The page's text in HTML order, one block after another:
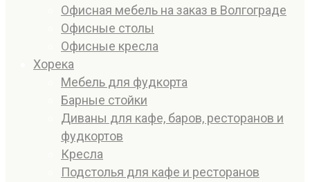
Офисная мебель на заказ в Волгограде
Офисные столы
Офисные кресла
Хорека
Мебель для фудкорта
Барные стойки
Диваны для кафе, баров, ресторанов и
фудкортов
Кресла
Подстолья для кафе и ресторанов